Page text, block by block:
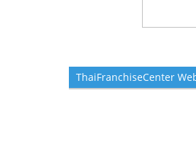
ThaiFranchiseCenter